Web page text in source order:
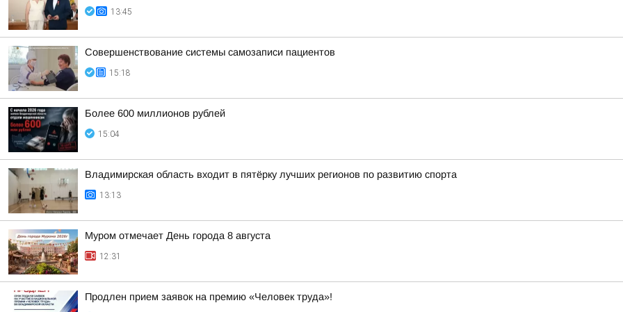
13:45
Совершенствование системы самозаписи пациентов
15:18
Более 600 миллионов рублей
15:04
Владимирская область входит в пятёрку лучших регионов по развитию спорта
13:13
Муром отмечает День города 8 августа
12:31
Продлен прием заявок на премию «Человек труда»!